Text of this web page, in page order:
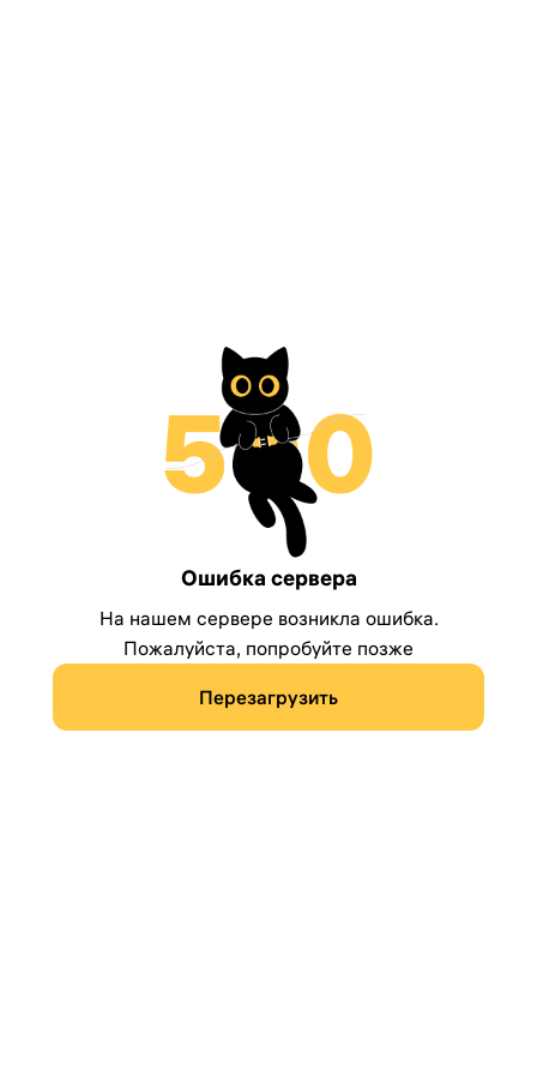
Ошибка сервера
На нашем сервере возникла ошибка.
Пожалуйста, попробуйте позже
Перезагрузить